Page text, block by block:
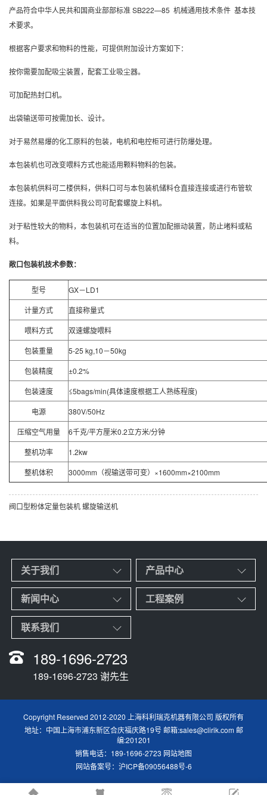
产品符合中华人民共和国商业部部标准 SB222—85 机械通用技术条件 基本技
术要求。
根据客户要求和物料的性能，可提供附加设计方案如下：
按你需要加配吸尘装置，配套工业吸尘器。
可加配热封口机。
出袋输送带可按需加长、设计。
对于易然易爆的化工原料的包装，电机和电控柜可进行防爆处理。
本包装机也可改变喂料方式也能适用颗料物料的包装。
本包装机供料可二楼供料，供料口可与本包装机储料仓直接连接或进行布管软
连接。如果是平面供料我公司可配套螺旋上料机。
对于粘性较大的物料，本包装机可在适当的位置加配振动装置，防止堵料或粘
料。
敞口包装机技术参数：
型号
GX－LD1
计量方式
直接称量式
喂料方式
双速螺旋喂料
包装重量
5-25 kg,10－50kg
包装精度
±0.2%
包装速度
≤5bags/min(具体速度根据工人熟练程度)
电源
380V/50Hz
压缩空气用量
6千克/平方厘米0.2立方米/分钟
整机功率
1.2kw
整机体积
3000mm（视输送带可变）×1600mm×2100mm
阀口型粉体定量包装机螺旋输送机
关于我们 产品中心
新闻中心 工程案例
联系我们
189-1696-2723
189-1696-2723 谢先生
Copyright Reserved 2012-2020 上海科利瑞克机器有限公司 版权所有
地址：中国上海市浦东新区合庆福庆路19号 邮箱:sales@clirik.com 邮
编:201201
销售电话：189-1696-2723 网站地图
网站备案号： 沪ICP备09056488号-6